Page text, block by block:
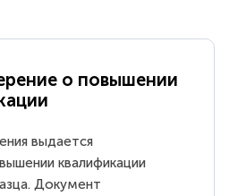
о повышении
выдается
квалификации
Документ